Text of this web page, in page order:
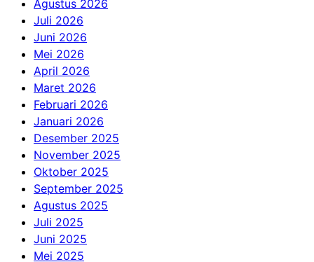
Agustus 2026
Juli 2026
Juni 2026
Mei 2026
April 2026
Maret 2026
Februari 2026
Januari 2026
Desember 2025
November 2025
Oktober 2025
September 2025
Agustus 2025
Juli 2025
Juni 2025
Mei 2025